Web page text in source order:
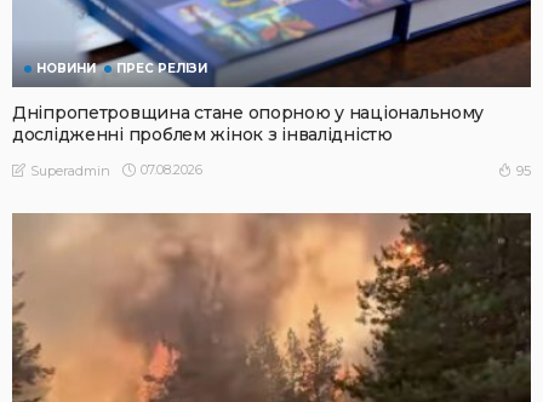
НОВИНИ ПРЕС РЕЛІЗИ
Дніпропетровщина стане опорною у національному
дослідженні проблем жінок з інвалідністю
Superadmin 07.08.2026 95